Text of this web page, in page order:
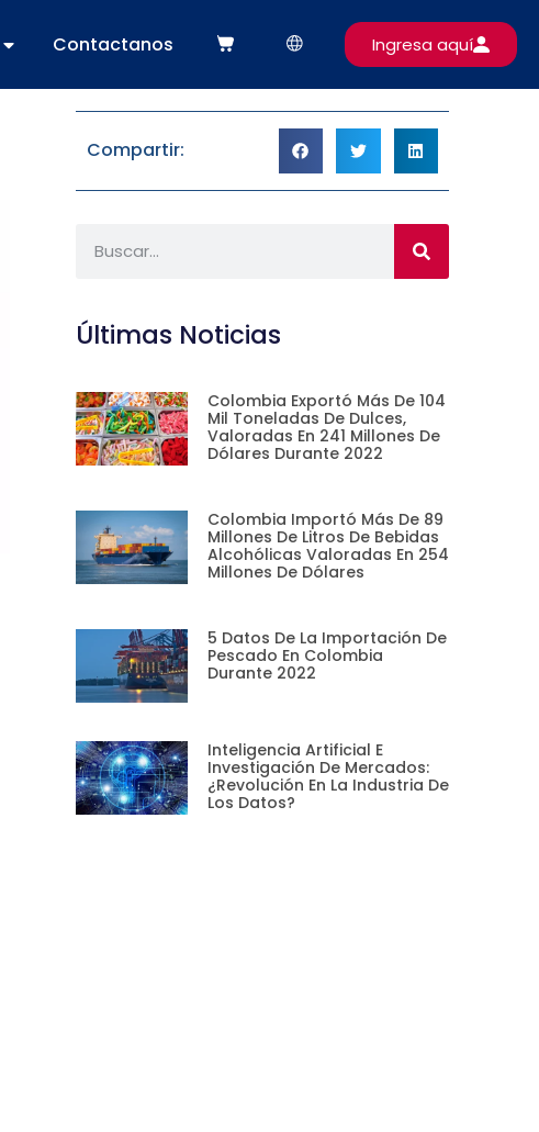
Contactanos Ingresa aquí
Compartir:
Últimas Noticias
Colombia Exportó Más De 104
Mil Toneladas De Dulces,
Valoradas En 241 Millones De
Dólares Durante 2022
Colombia Importó Más De 89
Millones De Litros De Bebidas
Alcohólicas Valoradas En 254
Millones De Dólares
5 Datos De La Importación De
Pescado En Colombia
Durante 2022
Inteligencia Artificial E
Investigación De Mercados:
¿revolución En La Industria De
Los Datos?